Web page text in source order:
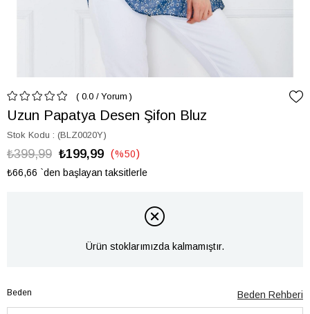
0.0 / Yorum
Uzun Papatya Desen Şifon Bluz
Stok Kodu (BLZ0020Y)
₺399,99 ₺199,99 %50
İndirim
₺66,66 `den başlayan taksitlerle
Ürün stoklarımızda kalmamıştır.
Beden Beden Rehberi